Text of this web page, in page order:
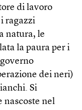
di lavoro
ragazzi
natura, le
la paura per i
dei neri)
Si
nascoste nel